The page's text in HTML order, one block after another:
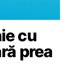
cu
prea